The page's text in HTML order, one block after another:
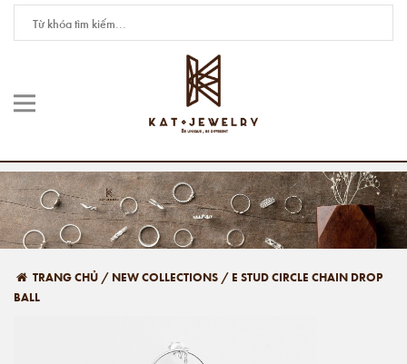
TRANG CHỦ / NEW COLLECTIONS / E STUD CIRCLE CHAIN DROP
BALL